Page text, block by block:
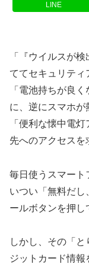
LINE
「『ウイルスが
ててセキュリティ
「電池持ちが良
に、逆にスマホが
「便利な懐中電
先へのアクセスを
毎日使うスマート
いつい「無料だし
ールボタンを押し
しかし、その「
ジットカード情報